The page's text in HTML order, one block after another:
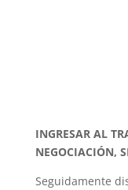
INGRESAR AL
NEGOCIACIÓN,
Seguidamente